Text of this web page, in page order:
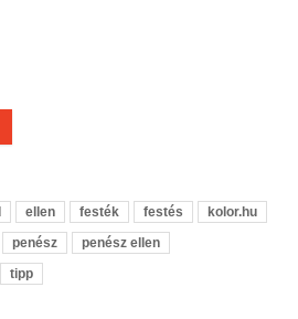
ellen festék festés
kolor.hu
penész
penész ellen
tipp